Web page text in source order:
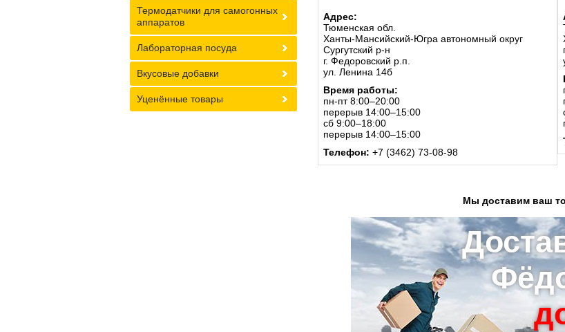
Адрес:
Тюменская обл.
Ханты-Мансийский-Югра автономный округ
Сургутский р-н
г. Федоровский р.п.
ул. Ленина 14б
Время работы:
пн-пт 8:00–20:00
перерыв 14:00–15:00
сб 9:00–18:00
перерыв 14:00–15:00
Телефон: +7 (3462) 73-08-98
Мы доставим ваш
Термодатчики для самогонных
аппаратов
Лабораторная посуда
Вкусовые добавки
Уценённые товары